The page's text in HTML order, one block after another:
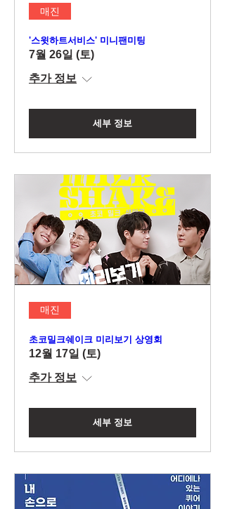
매진
'스윗하트서비스' 미니팬미팅
7월 26일 (토)
추가 정보
세부 정보
매진
초코밀크쉐이크 미리보기 상영회
12월 17일 (토)
추가 정보
세부 정보